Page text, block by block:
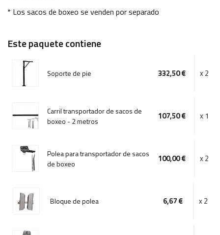
* Los sacos de boxeo se venden por separado
Este paquete contiene
Soporte de pie 332,50 € x 2
Carril transportador de sacos de
boxeo - 2 metros
107,50 € x 1
Polea para transportador de sacos
de boxeo
100,00 € x 2
Bloque de polea 6,67 € x 2